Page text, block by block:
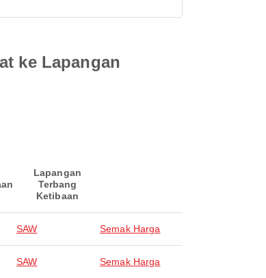
ke Lapangan
Lapangan
Terbang
Ketibaan
SAW Semak Harga
SAW Semak Harga